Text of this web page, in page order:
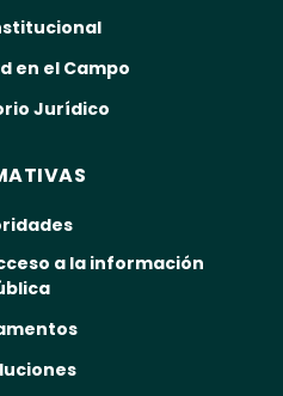
en el Campo
Jurídico
a la información